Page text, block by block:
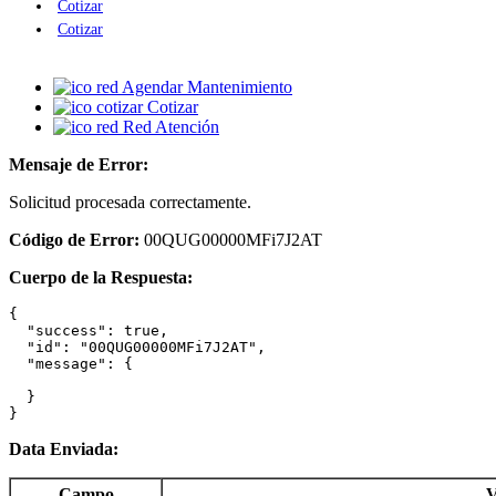
Cotizar
Cotizar
Agendar Mantenimiento
Cotizar
Red Atención
Mensaje de Error:
Solicitud procesada correctamente.
Código de Error: 00QUG00000MFi7J2AT
Cuerpo de la Respuesta:
{
  "success": true,
  "id": "00QUG00000MFi7J2AT",
  "message": {
  }
}
Data Enviada: